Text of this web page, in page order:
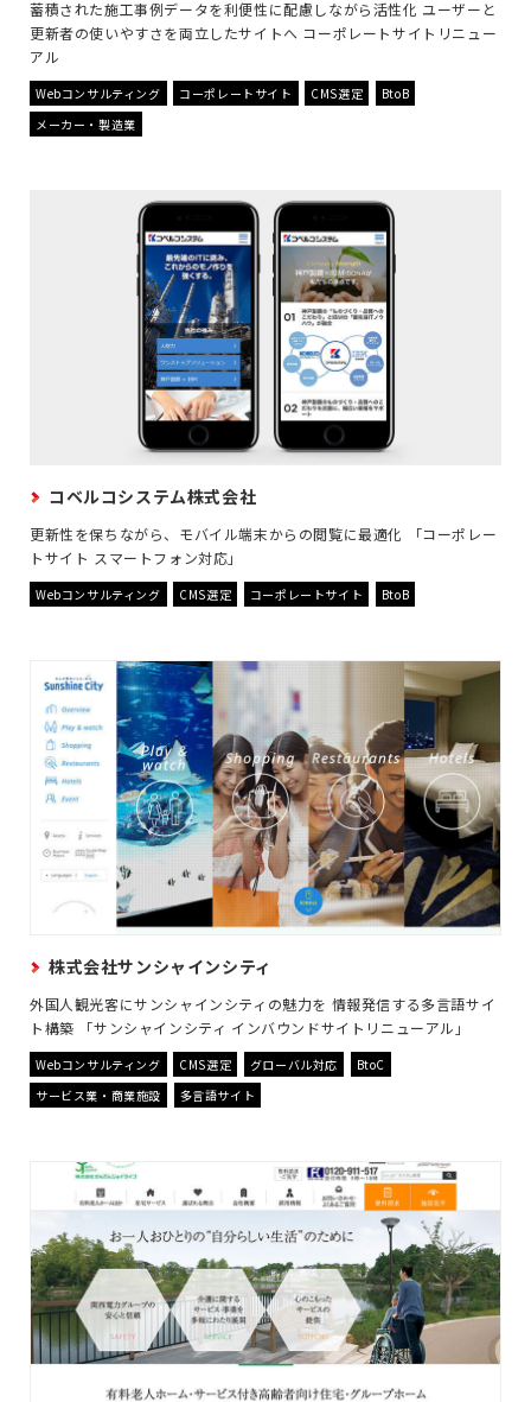
蓄積された施工事例データを利便性に配慮しながら活性化 ユーザーと
更新者の使いやすさを両立したサイトへ コーポレートサイトリニュー
アル
Webコンサルティング コーポレートサイト CMS選定
BtoB
メーカー・製造業
コベルコシステム株式会社
更新性を保ちながら、モバイル端末からの閲覧に最適化 「コーポレー
トサイト スマートフォン対応」
Webコンサルティング CMS選定 コーポレートサイト BtoB
株式会社サンシャインシティ
外国人観光客にサンシャインシティの魅力を 情報発信する多言語サイ
ト構築 「サンシャインシティ インバウンドサイトリニューアル」
Webコンサルティング CMS選定 グローバル対応
BtoC
サービス業・商業施設
多言語サイト